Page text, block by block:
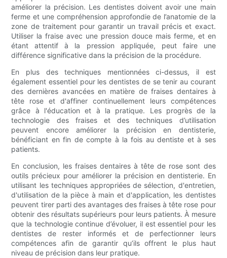
améliorer la précision. Les dentistes doivent avoir une main
ferme et une compréhension approfondie de l’anatomie de la
zone de traitement pour garantir un travail précis et exact.
Utiliser la fraise avec une pression douce mais ferme, et en
étant attentif à la pression appliquée, peut faire une
différence significative dans la précision de la procédure.
En plus des techniques mentionnées ci-dessus, il est
également essentiel pour les dentistes de se tenir au courant
des dernières avancées en matière de fraises dentaires à
tête rose et d'affiner continuellement leurs compétences
grâce à l'éducation et à la pratique. Les progrès de la
technologie des fraises et des techniques d’utilisation
peuvent encore améliorer la précision en dentisterie,
bénéficiant en fin de compte à la fois au dentiste et à ses
patients.
En conclusion, les fraises dentaires à tête de rose sont des
outils précieux pour améliorer la précision en dentisterie. En
utilisant les techniques appropriées de sélection, d'entretien,
d'utilisation de la pièce à main et d'application, les dentistes
peuvent tirer parti des avantages des fraises à tête rose pour
obtenir des résultats supérieurs pour leurs patients. À mesure
que la technologie continue d’évoluer, il est essentiel pour les
dentistes de rester informés et de perfectionner leurs
compétences afin de garantir qu’ils offrent le plus haut
niveau de précision dans leur pratique.